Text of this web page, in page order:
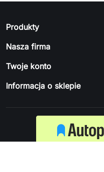
Produkty
Nasza firma
Twoje konto
Informacja o sklepie